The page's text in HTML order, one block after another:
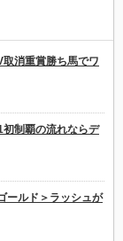
消重賞勝ち馬でワ
制覇の流れならデ
ールド＞ラッシュが